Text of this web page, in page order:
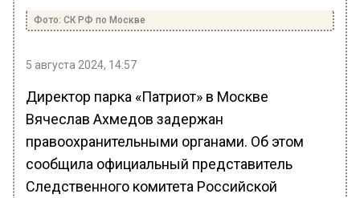
Фото: СК РФ по Москве
5 августа 2024, 14:57
Директор парка «Патриот» в Москве
Вячеслав Ахмедов задержан
правоохранительными органами. Об этом
сообщила официальный представитель
Следственного комитета Российской